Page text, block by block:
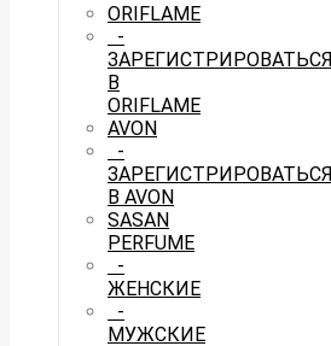
ORIFLAME
-
ЗАРЕГИСТРИРОВАТЬСЯ
В
ORIFLAME
AVON
-
ЗАРЕГИСТРИРОВАТЬСЯ
В AVON
SASAN
PERFUME
-
ЖЕНСКИЕ
-
МУЖСКИЕ